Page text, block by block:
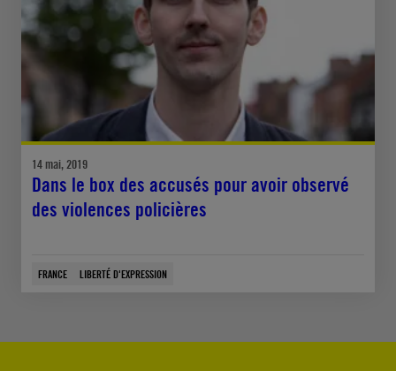
14 mai, 2019
Dans le box des accusés pour avoir observé
des violences policières
FRANCE LIBERTÉ D'EXPRESSION